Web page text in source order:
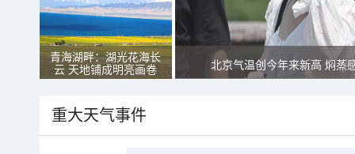
青海湖畔：湖光花海长
云 天地铺成明亮画卷
北京气温创今年来新高 焖蒸
重大天气事件